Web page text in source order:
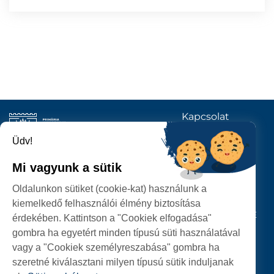
SZEMÉLYES ADATOK VÉDELME
SZATMÁRNÉMETI
POLGÁRMESTERI HIVATAL
P-ȚA 25 OCTOMBRIE, NR. 1 CORP M, 440026 SATU MARE
Kapcsolat
KÖVESSENEK
Üdv!
Mi vagyunk a sütik
Oldalunkon sütiket (cookie-kat) használunk a
kiemelkedő felhasználói élmény biztosítása
érdekében. Kattintson a "Cookiek elfogadása"
gombra ha egyetért minden típusú süti használatával
vagy a "Cookiek személyreszabása" gombra ha
szeretné kiválasztani milyen típusú sütik induljanak